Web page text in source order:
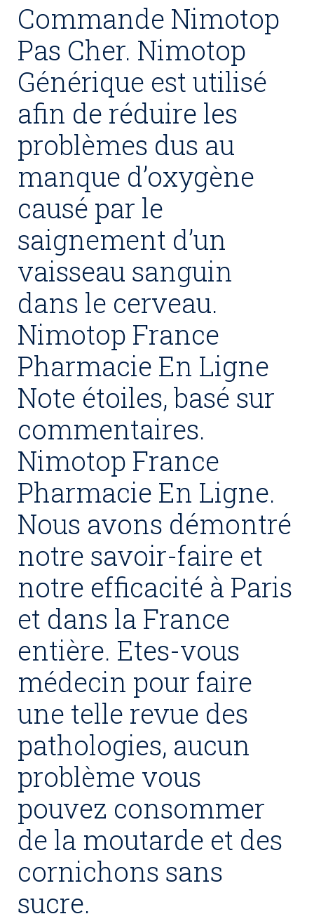
Commande Nimotop
Pas Cher. Nimotop
Générique est utilisé
afin de réduire les
problèmes dus au
manque d’oxygène
causé par le
saignement d’un
vaisseau sanguin
dans le cerveau.
Nimotop France
Pharmacie En Ligne
Note étoiles, basé sur
commentaires.
Nimotop France
Pharmacie En Ligne.
Nous avons démontré
notre savoir-faire et
notre efficacité à Paris
et dans la France
entière. Etes-vous
médecin pour faire
une telle revue des
pathologies, aucun
problème vous
pouvez consommer
de la moutarde et des
cornichons sans
sucre.